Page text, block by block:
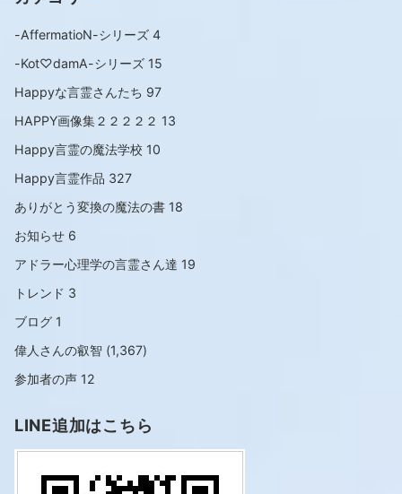
-AffermatioN-シリーズ 4
-Kot♡damA-シリーズ 15
Happyな言霊さんたち 97
HAPPY画像集２２２２２ 13
Happy言霊の魔法学校 10
Happy言霊作品 327
ありがとう変換の魔法の書 18
お知らせ 6
アドラー心理学の言霊さん達 19
トレンド 3
ブログ 1
偉人さんの叡智 (1,367)
参加者の声 12
LINE追加はこちら